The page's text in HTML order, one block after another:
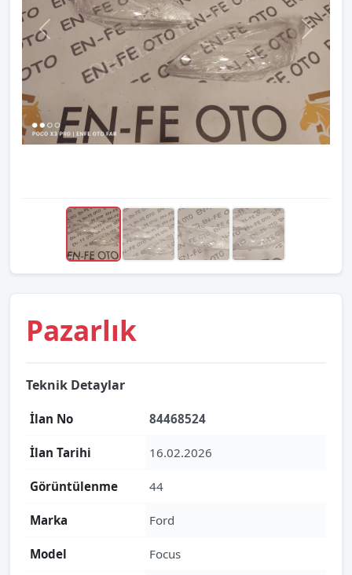
Pazarlık
Teknik Detaylar
İlan No 84468524
İlan Tarihi 16.02.2026
Görüntülenme 44
Marka Ford
Model Focus